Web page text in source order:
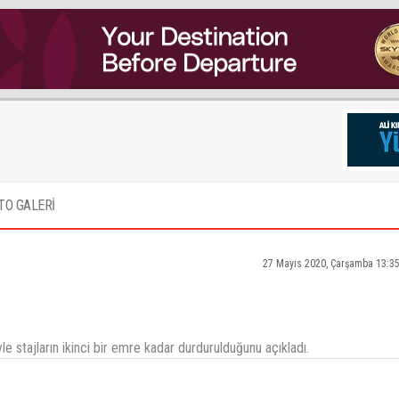
GALERİ
27 Mayıs 2020, Çarşamba
stajların ikinci bir emre kadar durdurulduğunu açıkladı.
ay önce tamamen iptal ettiler şimdi a101 vakti